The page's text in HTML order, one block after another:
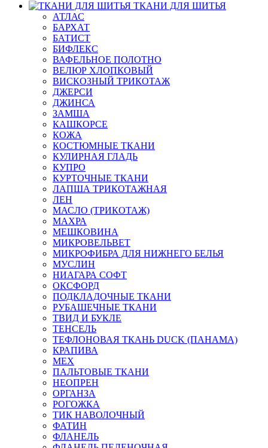
ТКАНИ ДЛЯ ШИТЬЯ
АТЛАС
БАРХАТ
БАТИСТ
БИФЛЕКС
ВАФЕЛЬНОЕ ПОЛОТНО
ВЕЛЮР ХЛОПКОВЫЙ
ВИСКОЗНЫЙ ТРИКОТАЖ
ДЖЕРСИ
ДЖИНСА
ЗАМША
КАШКОРСЕ
КОЖА
КОСТЮМНЫЕ ТКАНИ
КУЛИРНАЯ ГЛАДЬ
КУПРО
КУРТОЧНЫЕ ТКАНИ
ЛАПША ТРИКОТАЖНАЯ
ЛЕН
МАСЛО (ТРИКОТАЖ)
МАХРА
МЕШКОВИНА
МИКРОВЕЛЬВЕТ
МИКРОФИБРА ДЛЯ НИЖНЕГО БЕЛЬЯ
МУСЛИН
НИАГАРА СОФТ
ОКСФОРД
ПОДКЛАДОЧНЫЕ ТКАНИ
РУБАШЕЧНЫЕ ТКАНИ
ТВИД И БУКЛЕ
ТЕНСЕЛЬ
ТЕФЛОНОВАЯ ТКАНЬ DUCK (ПАНАМА)
КРАПИВА
МЕХ
ПАЛЬТОВЫЕ ТКАНИ
НЕОПРЕН
ОРГАНЗА
РОГОЖКА
ТИК НАВОЛОЧНЫЙ
ФАТИН
ФЛАНЕЛЬ